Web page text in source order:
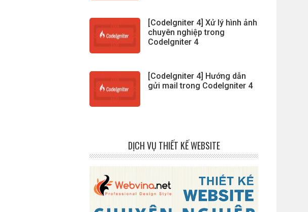
[CodeIgniter 4] Xử lý hình ảnh
chuyên nghiệp trong
CodeIgniter 4
[CodeIgniter 4] Hướng dẫn
gửi mail trong CodeIgniter 4
DỊCH VỤ THIẾT KẾ WEBSITE